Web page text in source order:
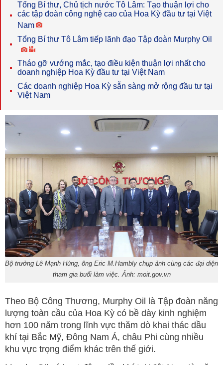
Tổng Bí thư, Chủ tịch nước Tô Lâm: Tạo thuận lợi cho
các tập đoàn công nghệ cao của Hoa Kỳ đầu tư tại Việt
Nam
Tổng Bí thư Tô Lâm tiếp lãnh đạo Tập đoàn Murphy Oil
Tháo gỡ vướng mắc, tạo điều kiện thuận lợi nhất cho
doanh nghiệp Hoa Kỳ đầu tư tại Việt Nam
Các doanh nghiệp Hoa Kỳ sẵn sàng mở rộng đầu tư tại
Việt Nam
Bộ trưởng Lê Mạnh Hùng, ông Eric M.Hambly chụp ảnh cùng các đại diện
tham gia buổi làm việc. Ảnh: moit.gov.vn
Theo Bộ Công Thương, Murphy Oil là Tập đoàn năng
lượng toàn cầu của Hoa Kỳ có bề dày kinh nghiệm
hơn 100 năm trong lĩnh vực thăm dò khai thác dầu
khí tại Bắc Mỹ, Đông Nam Á, châu Phi cùng nhiều
khu vực trọng điểm khác trên thế giới.